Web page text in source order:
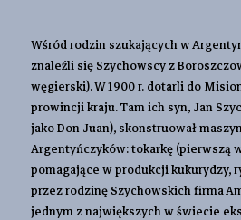
Wśród rodzin szukających w
znaleźli się Szychowscy z
węgierski). W 1900 r. dotarli do
prowincji kraju. Tam ich syn, Jan
jako Don Juan), skonstruował
Argentyńczyków: tokarkę (pierwszą
pomagające w produkcji kukurydzy,
przez rodzinę Szychowskich firma
jednym z największych w świecie